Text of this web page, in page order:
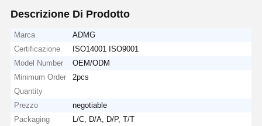
Descrizione Di Prodotto
Marca
ADMG
Certificazione
ISO14001 ISO9001
Model Number
OEM/ODM
Minimum Order
Quantity
2pcs
Prezzo
negotiable
Packaging
L/C, D/A, D/P, T/T